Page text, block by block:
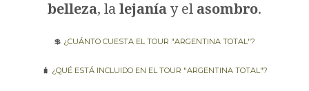
belleza, la lejanía y el asombro.
💲 ¿Cuánto cuesta el tour "Argentina Total"?
🧳 ¿Qué está incluido en el tour "Argentina Total"?